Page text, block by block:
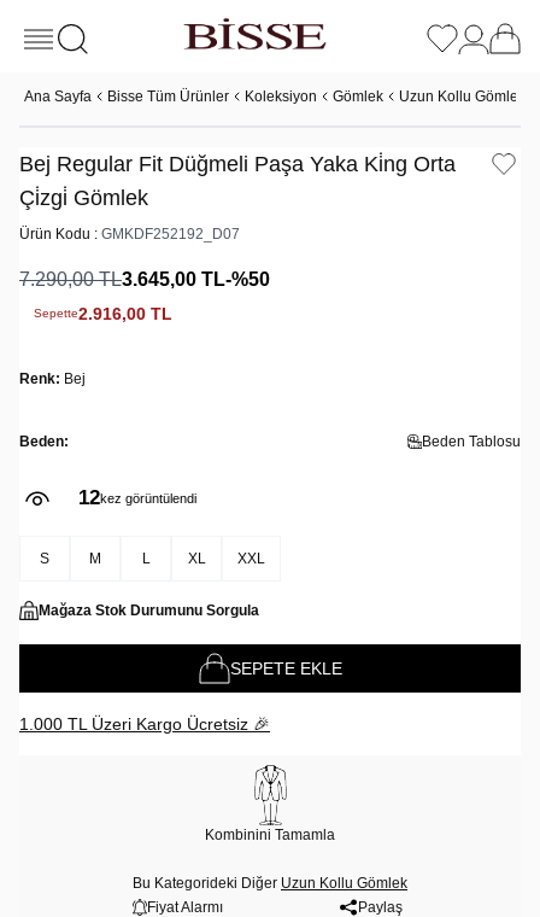
Ana Sayfa Bisse Tüm Ürünler Koleksiyon Gömlek Uzun Kollu Gömlek
Bej Regular Fit Düğmeli Paşa Yaka Ki̇ng Orta
Çi̇zgi̇ Gömlek
Ürün Kodu : GMKDF252192_D07
7.290,00TL3.645,00 TL-%50
Sepette2.916,00 TL
Renk: Bej
Beden: Beden Tablosu
12kez görüntülendi
S M L XL XXL
Mağaza Stok Durumunu Sorgula
SEPETE EKLE
1.000 TL Üzeri Kargo Ücretsiz 🎉
Kombinini Tamamla
Bu Kategorideki Diğer Uzun Kollu Gömlek
Fiyat Alarmı
Paylaş